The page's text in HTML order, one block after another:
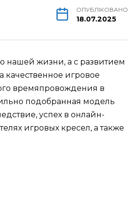
ОПУБЛІКОВАНО
18.07.2025
нашей жизни, а с развитием
качественное игровое
времяпровождения в
подобранная модель
успех в онлайн-
игровых кресел, а также